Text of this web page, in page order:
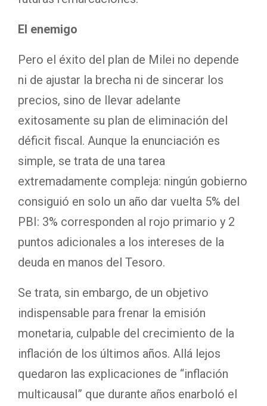
El enemigo
Pero el éxito del plan de Milei no depende
ni de ajustar la brecha ni de sincerar los
precios, sino de llevar adelante
exitosamente su plan de eliminación del
déficit fiscal. Aunque la enunciación es
simple, se trata de una tarea
extremadamente compleja: ningún gobierno
consiguió en solo un año dar vuelta 5% del
PBI: 3% corresponden al rojo primario y 2
puntos adicionales a los intereses de la
deuda en manos del Tesoro.
Se trata, sin embargo, de un objetivo
indispensable para frenar la emisión
monetaria, culpable del crecimiento de la
inflación de los últimos años. Allá lejos
quedaron las explicaciones de “inflación
multicausal” que durante años enarboló el